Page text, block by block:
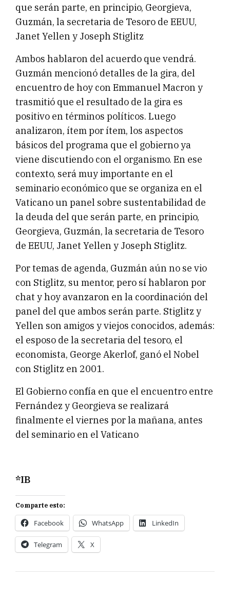
que serán parte, en principio, Georgieva,
Guzmán, la secretaria de Tesoro de EEUU,
Janet Yellen y Joseph Stiglitz
Ambos hablaron del acuerdo que vendrá.
Guzmán mencionó detalles de la gira, del
encuentro de hoy con Emmanuel Macron y
trasmitió que el resultado de la gira es
positivo en términos políticos. Luego
analizaron, ítem por ítem, los aspectos
básicos del programa que el gobierno ya
viene discutiendo con el organismo. En ese
contexto, será muy importante en el
seminario económico que se organiza en el
Vaticano un panel sobre sustentabilidad de
la deuda del que serán parte, en principio,
Georgieva, Guzmán, la secretaria de Tesoro
de EEUU, Janet Yellen y Joseph Stiglitz.
Por temas de agenda, Guzmán aún no se vio
con Stiglitz, su mentor, pero sí hablaron por
chat y hoy avanzaron en la coordinación del
panel del que ambos serán parte. Stiglitz y
Yellen son amigos y viejos conocidos, además:
el esposo de la secretaria del tesoro, el
economista, George Akerlof, ganó el Nobel
con Stiglitz en 2001.
El Gobierno confía en que el encuentro entre
Fernández y Georgieva se realizará
finalmente el viernes por la mañana, antes
del seminario en el Vaticano
*IB
Comparte esto:
Facebook WhatsApp LinkedIn
Telegram X